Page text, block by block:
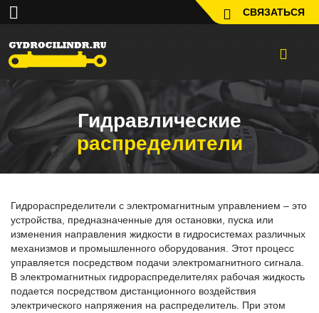
СВЯЗАТЬСЯ
Гидравлические
распределители
Гидрораспределители с электромагнитным управлением – это
устройства, предназначенные для остановки, пуска или
изменения направления жидкости в гидросистемах различных
механизмов и промышленного оборудования. Этот процесс
управляется посредством подачи электромагнитного сигнала.
В электромагнитных гидрораспределителях рабочая жидкость
подается посредством дистанционного воздействия
электрического напряжения на распределитель. При этом